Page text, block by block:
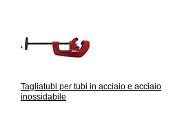
Tagliatubi per tubi in acciaio e acciaio
inossidabile